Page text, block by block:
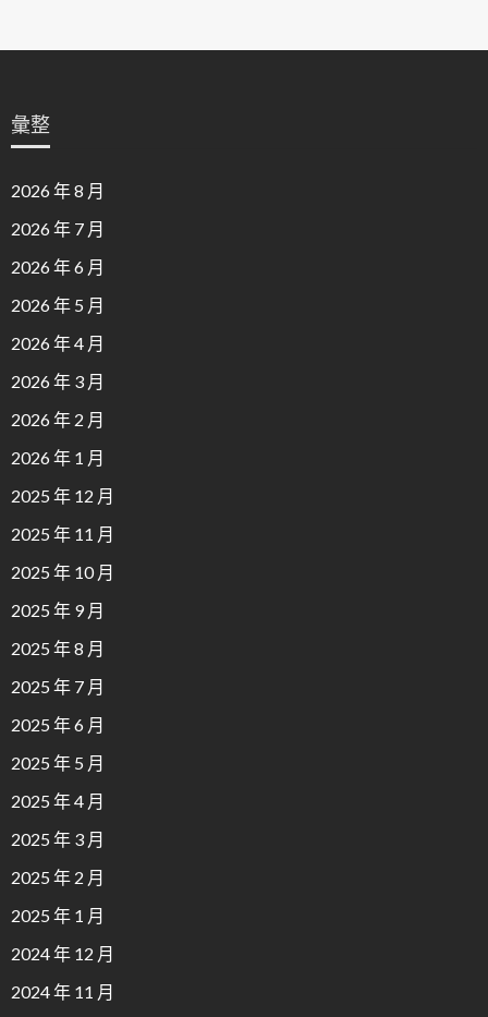
彙整
2026 年 8 月
2026 年 7 月
2026 年 6 月
2026 年 5 月
2026 年 4 月
2026 年 3 月
2026 年 2 月
2026 年 1 月
2025 年 12 月
2025 年 11 月
2025 年 10 月
2025 年 9 月
2025 年 8 月
2025 年 7 月
2025 年 6 月
2025 年 5 月
2025 年 4 月
2025 年 3 月
2025 年 2 月
2025 年 1 月
2024 年 12 月
2024 年 11 月